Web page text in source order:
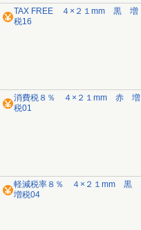
TAX FREE ４×２１mm 黒 増
税16
消費税８％ ４×２１mm 赤 増
税01
軽減税率８％ ４×２１mm 黒
増税04